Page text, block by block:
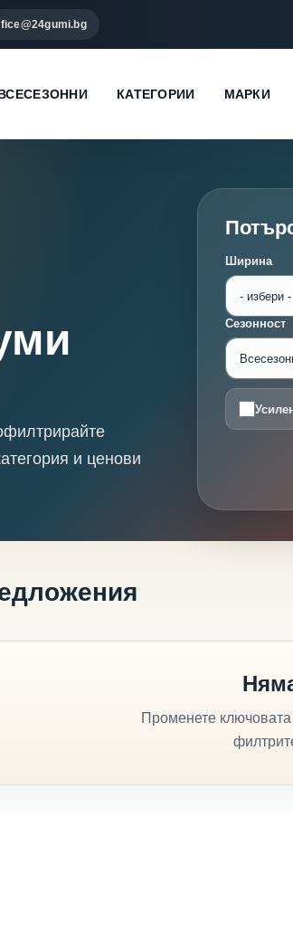
КАТЕГОРИИ МАРКИ
и ценови
Ширина
Сезонност
Променете